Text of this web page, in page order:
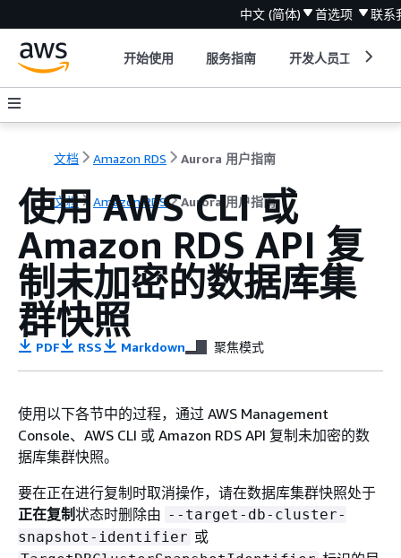
中文 (简体) 首选项 联系
开始使用 服务指南 开发人员工具
文档 Amazon RDS Aurora 用户指南
文档 Amazon RDS Aurora 用户指南
使用 AWS CLI 或
Amazon RDS API 复
制未加密的数据库集
群快照
PDF RSS Markdown 聚焦模式
使用以下各节中的过程，通过 AWS Management
Console、AWS CLI 或 Amazon RDS API 复制未加密的数
据库集群快照。
要在正在进行复制时取消操作，请在数据库集群快照处于
正在复制状态时删除由 --target-db-cluster-
snapshot-identifier 或